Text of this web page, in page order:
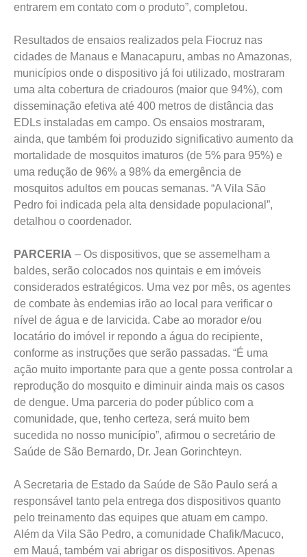
entrarem em contato com o produto”, completou.
Resultados de ensaios realizados pela Fiocruz nas
cidades de Manaus e Manacapuru, ambas no Amazonas,
municípios onde o dispositivo já foi utilizado, mostraram
uma alta cobertura de criadouros (maior que 94%), com
disseminação efetiva até 400 metros de distância das
EDLs instaladas em campo. Os ensaios mostraram,
ainda, que também foi produzido significativo aumento da
mortalidade de mosquitos imaturos (de 5% para 95%) e
uma redução de 96% a 98% da emergência de
mosquitos adultos em poucas semanas. “A Vila São
Pedro foi indicada pela alta densidade populacional”,
detalhou o coordenador.
PARCERIA – Os dispositivos, que se assemelham a
baldes, serão colocados nos quintais e em imóveis
considerados estratégicos. Uma vez por mês, os agentes
de combate às endemias irão ao local para verificar o
nível de água e de larvicida. Cabe ao morador e/ou
locatário do imóvel ir repondo a água do recipiente,
conforme as instruções que serão passadas. “É uma
ação muito importante para que a gente possa controlar a
reprodução do mosquito e diminuir ainda mais os casos
de dengue. Uma parceria do poder público com a
comunidade, que, tenho certeza, será muito bem
sucedida no nosso município”, afirmou o secretário de
Saúde de São Bernardo, Dr. Jean Gorinchteyn.
A Secretaria de Estado da Saúde de São Paulo será a
responsável tanto pela entrega dos dispositivos quanto
pelo treinamento das equipes que atuam em campo.
Além da Vila São Pedro, a comunidade Chafik/Macuco,
em Mauá, também vai abrigar os dispositivos. Apenas